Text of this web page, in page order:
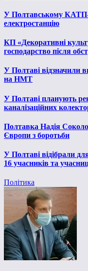
У Полтавському КАТП-
електростанцію
КП «Декоративні
господарство після
У Полтаві відзначили
на НМТ
У Полтаві планують
каналізаційних
Полтавка Надія
Європи з боротьби
У Полтаві відібрали
16 учасників та
Політика